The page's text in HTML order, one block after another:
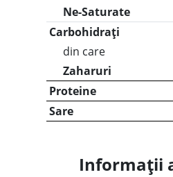
Ne-Saturate
Carbohidrați
din care
Zaharuri
Proteine
Sare
Informații